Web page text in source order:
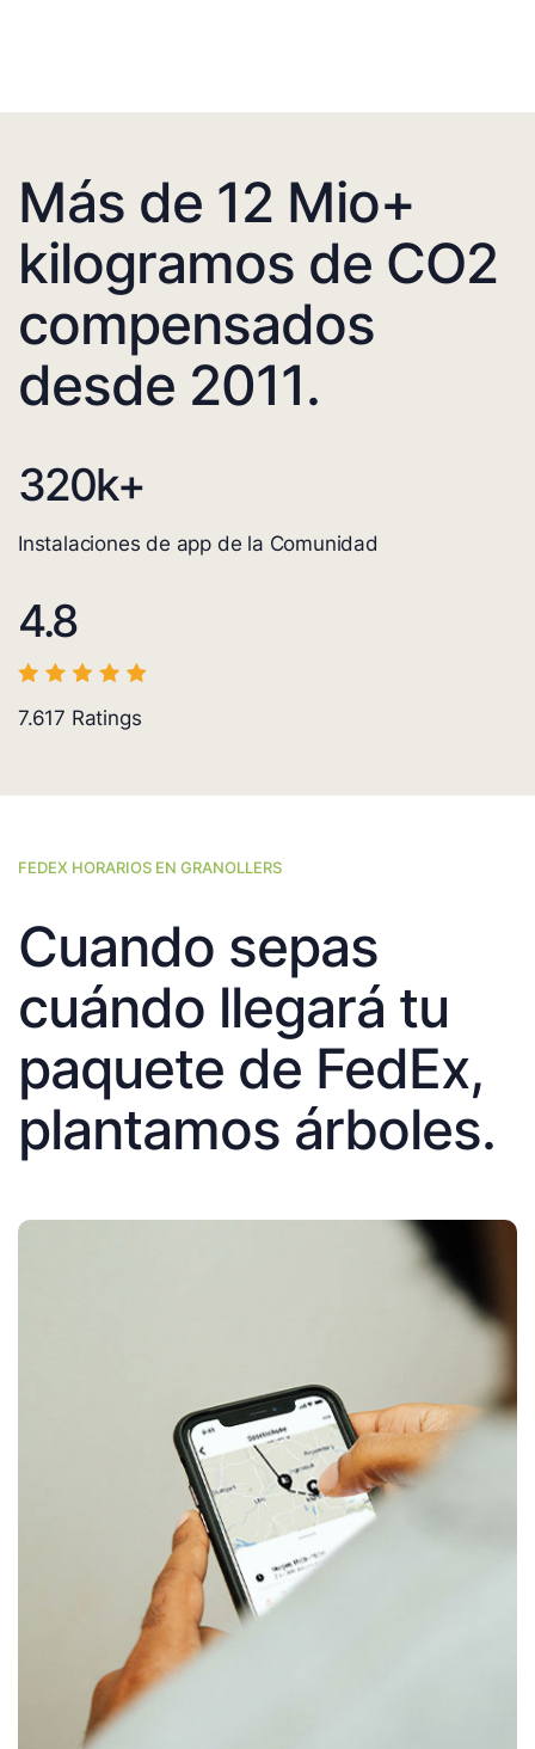
Más de 12 Mio+
kilogramos de CO2
compensados
desde 2011.
320k+
Instalaciones de app de la Comunidad
4.8
7.617 Ratings
FEDEX HORARIOS EN GRANOLLERS
Cuando sepas
cuándo llegará tu
paquete de FedEx,
plantamos árboles.